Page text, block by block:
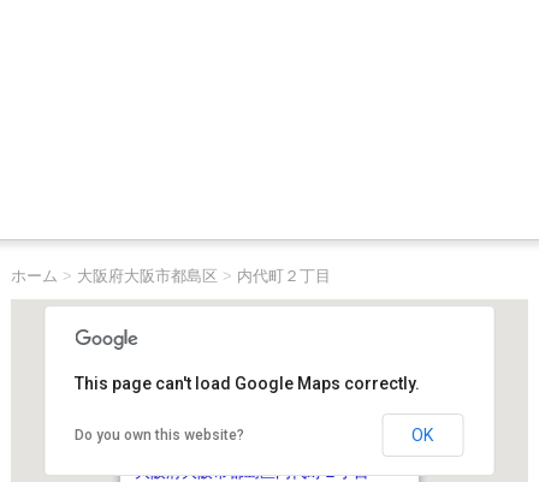
ホーム > 大阪府大阪市都島区 > 内代町２丁目
大阪府大阪市都島区内代町２丁目
This page can't load Google Maps correctly.
Do you own this website? OK